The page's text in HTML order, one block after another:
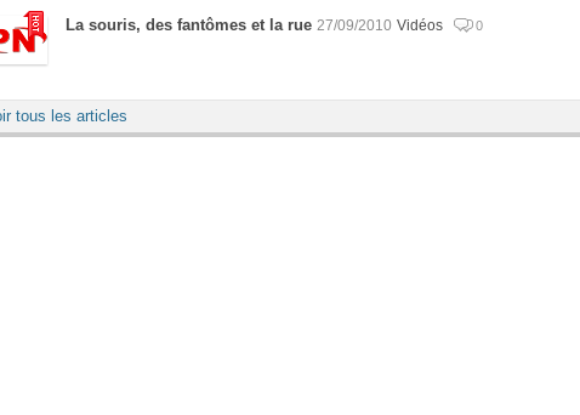
La souris, des fantômes et la rue 27/09/2010 Vidéos 0
tous les articles